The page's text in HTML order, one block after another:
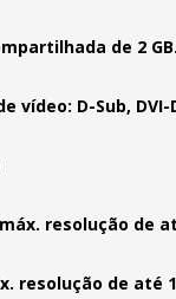
de 2
vídeo: D-Sub, DVI-
resolução de
resolução de até